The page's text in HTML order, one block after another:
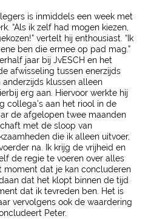
is inmiddels een week met
“Als ik zelf had mogen kiezen,
vertelt hij enthousiast. “Ik
ben die ermee op pad mag.”
jaar bij JvESCH en het
afwisseling tussen enerzijds
klussen alleen
erg aan. Hiervoor werkte hij
collega’s aan het riool in de
de afgelopen twee maanden
met de sloop van
die ik alleen uitvoer,
na. Ik krijg de vrijheid en
de regie te voeren over alles
moment dat je kan concluderen
dat het klopt binnen de tijd
dat ik tevreden ben. Het is
vervolgens ook de waardering
Peter.